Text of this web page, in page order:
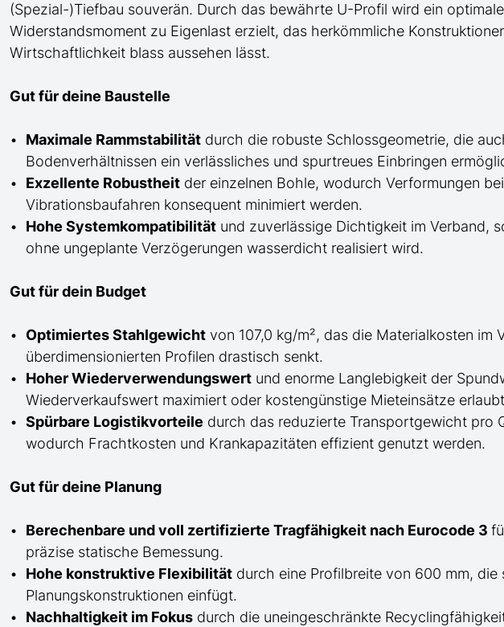
(Spezial-)Tiefbau souverän. Durch das bewährte U-Profil wird ein
Widerstandsmoment zu Eigenlast erzielt, das herkömmliche
Wirtschaftlichkeit blass aussehen lässt.
Gut für deine Baustelle
Maximale Rammstabilität durch die robuste Schlossgeometrie, die
Bodenverhältnissen ein verlässliches und spurtreues Einbringen
Exzellente Robustheit der einzelnen Bohle, wodurch Verformungen
Vibrationsbaufahren konsequent minimiert werden.
Hohe Systemkompatibilität und zuverlässige Dichtigkeit im Verband,
ohne ungeplante Verzögerungen wasserdicht realisiert wird.
Gut für dein Budget
Optimiertes Stahlgewicht von 107,0 kg/m², das die Materialkosten im
überdimensionierten Profilen drastisch senkt.
Hoher Wiederverwendungswert und enorme Langlebigkeit der
Wiederverkaufswert maximiert oder kostengünstige Mieteinsätze
Spürbare Logistikvorteile durch das reduzierte Transportgewicht pro
wodurch Frachtkosten und Krankapazitäten effizient genutzt werden.
Gut für deine Planung
Berechenbare und voll zertifizierte Tragfähigkeit nach Eurocode 3
präzise statische Bemessung.
Hohe konstruktive Flexibilität durch eine Profilbreite von 600 mm,
Planungskonstruktionen einfügt.
Nachhaltigkeit im Fokus durch die uneingeschränkte